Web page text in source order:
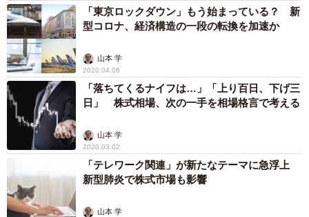
「東京ロックダウン」もう始まっている？ 新
型コロナ、経済構造の一段の転換を加速か
山本 学
2020.04.06
「落ちてくるナイフは…」「上り百日、下げ三
日」 株式相場、次の一手を相場格言で考える
山本 学
2020.03.02
「テレワーク関連」が新たなテーマに急浮上
新型肺炎で株式市場も影響
山本 学